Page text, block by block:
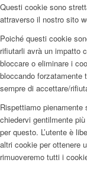
Questi cookie sono
attraverso il nostro sito
Poiché questi cookie
rifiutarli avrà un impatto
bloccare o eliminare i
bloccando
sempre di accettare/
Rispettiamo
chiedervi gentilmente
per questo. L’utente è
altri cookie per ottenere
rimuoveremo tutti i